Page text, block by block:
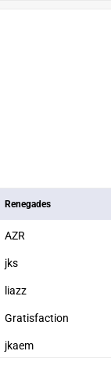
Renegades
AZR
jks
liazz
Gratisfaction
jkaem